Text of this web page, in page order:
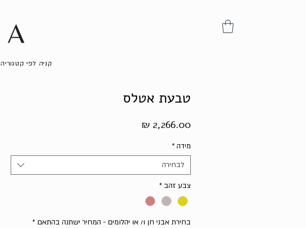
קניה לפי קטגוריה
טבעת אטלס
מידה *
לבחירה
צבע זהב *
בחירת אבני חן ו/ או יהלומים - המחיר ישתנה בהתאם *